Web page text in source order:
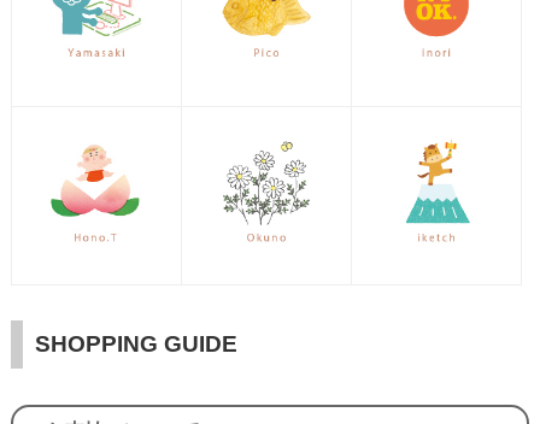
SHOPPING GUIDE